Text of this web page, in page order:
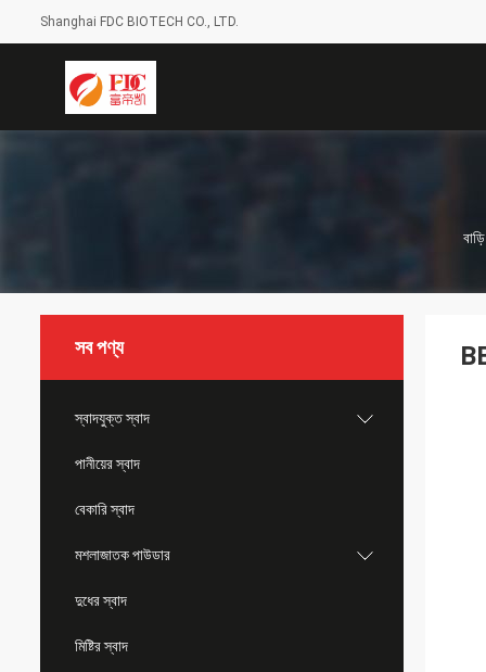
Shanghai FDC BIOTECH CO., LTD.
বাড়ি
সব পণ্য
স্বাদযুক্ত স্বাদ
পানীয়ের স্বাদ
বেকারি স্বাদ
মশলাজাতক পাউডার
দুধের স্বাদ
মিষ্টির স্বাদ